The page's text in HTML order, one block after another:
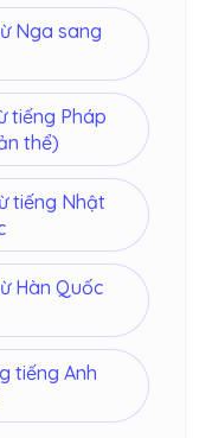
Nga sang
tiếng Pháp
thể)
tiếng Nhật
Hàn Quốc
tiếng Anh